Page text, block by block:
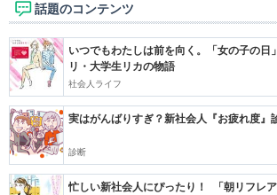
話題のコンテンツ
いつでもわたしは前を向く。「女の子の日
リ・大学生リカの物語
社会人ライフ
実はがんばりすぎ？新社会人『お疲れ度』
診断
忙しい新社会人にぴったり！ 「朝リフレ